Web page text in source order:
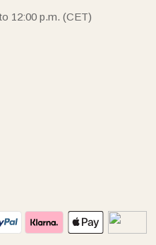
12:00 p.m. (CET)